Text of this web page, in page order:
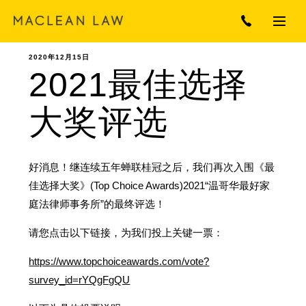
2020年12月15日
2021最佳选择
大奖评选
好消息！继连续五年蝉联桂冠之后，我们再次入围《最
佳选择大奖》(Top Choice Awards)2021“温哥华最好家
庭法律师事务所”的最终评选！
请您点击以下链接，为我们投上关键一票：
https://www.topchoiceawards.com/vote?
survey_id=rYQgFgQU